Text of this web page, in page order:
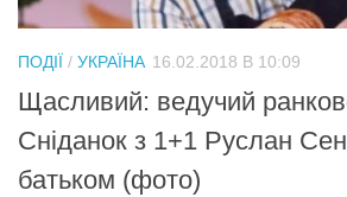
ПОДІЇ / УКРАЇНА 16.02.2018 В 10:09
Щасливий: ведучий
Сніданок з 1+1 Руслан
батьком (фото)